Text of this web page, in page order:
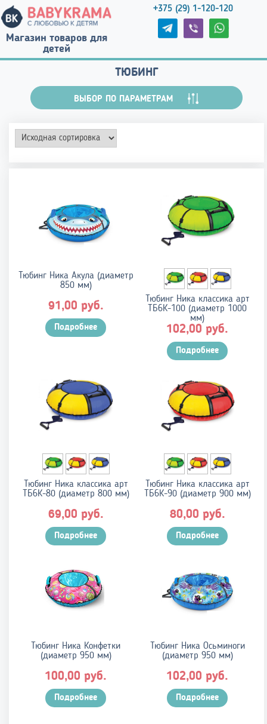
Магазин товаров для
детей
+375 (29) 1-120-120
ТЮБИНГ
ВЫБОР ПО ПАРАМЕТРАМ
Тюбинг Ника Акула (диаметр
850 мм)
91,00 руб.
Подробнее
Тюбинг Ника классика арт
ТБ6К-100 (диаметр 1000
мм)
102,00 руб.
Подробнее
Тюбинг Ника классика арт
ТБ6К-80 (диаметр 800 мм)
69,00 руб.
Подробнее
Тюбинг Ника классика арт
ТБ6К-90 (диаметр 900 мм)
80,00 руб.
Подробнее
Тюбинг Ника Конфетки
(диаметр 950 мм)
100,00 руб.
Подробнее
Тюбинг Ника Осьминоги
(диаметр 950 мм)
102,00 руб.
Подробнее